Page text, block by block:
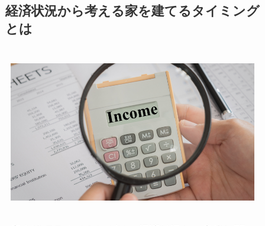
経済状況から考える家を建てるタイミング
とは